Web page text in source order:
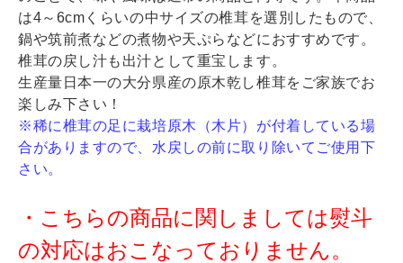
は4～6cmくらいの中サイズの椎茸を選別したもので、
鍋や筑前煮などの煮物や天ぷらなどにおすすめです。
椎茸の戻し汁も出汁として重宝します。
生産量日本一の大分県産の原木乾し椎茸をご家族でお
楽しみ下さい！
※稀に椎茸の足に栽培原木（木片）が付着している場
合がありますので、水戻しの前に取り除いてご使用下
さい。
・こちらの商品に関しましては熨斗
の対応はおこなっておりません。